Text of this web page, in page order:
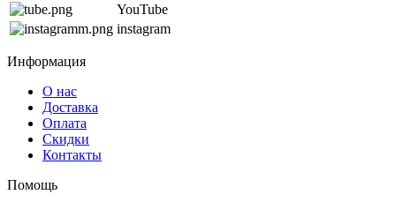
YouTube
instagram
Информация
О нас
Доставка
Оплата
Скидки
Контакты
Помощь